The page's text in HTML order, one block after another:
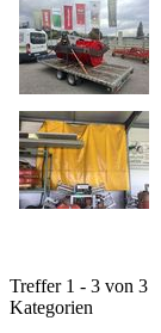
Treffer 1 - 3 von 3
Kategorien